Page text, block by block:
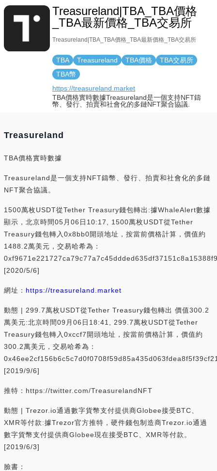
Treasureland|TBA_TBA價格
_TBA最新價格_TBA交易所
Treasureland|TBA_TBA價格_TBA最新價格_TBA交易所
TBA Treasureland TBA價格
TBA交易所
TBA幣
https://treasureland.market
TBA價格實時數據Treasureland是一個支持NFT鑄
幣、發行、拍賣和社會化的多鏈NFT聚合協議.
Treasureland
TBA價格實時數據
Treasureland是一個支持NFT鑄幣、發行、拍賣和社會化的多鏈
NFT聚合協議。
1500萬枚USDT從Tether Treasury錢包轉出:據WhaleAlert數據
顯示，北京時間05月06日10:17, 1500萬枚USDT從Tether
Treasury錢包轉入0x8bb0開頭地址，按當前價格計算，價值約
1488.2萬美元，交易哈希為：
[2020/5/6]
網址： https://treasureland.market
動態 | 299.7萬枚USDT從Tether Treasury錢包轉出 價值300.2
萬美元:北京時間09月06日18:41, 299.7萬枚USDT從Tether
Treasury錢包轉入0xccf7開頭地址，按當前價格計算，價值約
300.2萬美元，交易哈希為：
[2019/9/6]
推特：https://twitter.com/TreasurelandNFT
動態 | Trezor.io通過數字貨幣支付提供商Globee接受BTC、
XMR等付款:據Trezor官方推特，硬件錢包制造商Trezor.io通過
數字貨幣支付提供商Globee現在接受BTC、XMR等付款。
[2019/6/3]
臉書：